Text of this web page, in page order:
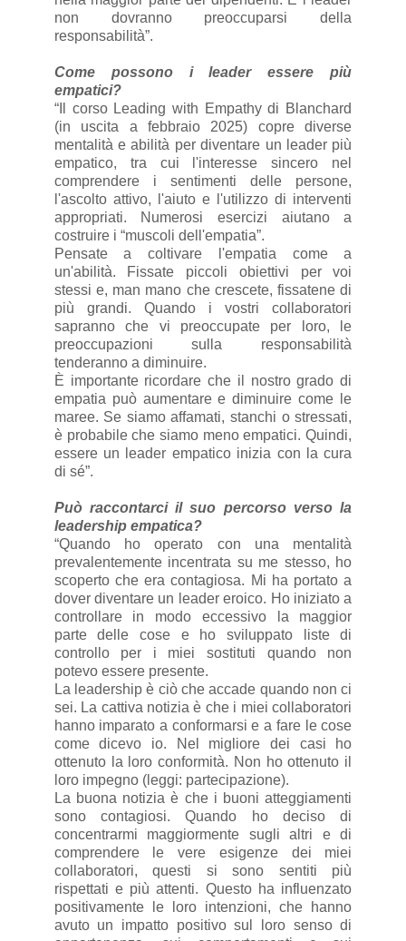
non dovranno preoccuparsi della
responsabilità”.
Come possono i leader essere più
empatici?
“Il corso Leading with Empathy di Blanchard
(in uscita a febbraio 2025) copre diverse
mentalità e abilità per diventare un leader più
empatico, tra cui l'interesse sincero nel
comprendere i sentimenti delle persone,
l'ascolto attivo, l'aiuto e l'utilizzo di interventi
appropriati. Numerosi esercizi aiutano a
costruire i “muscoli dell'empatia”.
Pensate a coltivare l'empatia come a
un'abilità. Fissate piccoli obiettivi per voi
stessi e, man mano che crescete, fissatene di
più grandi. Quando i vostri collaboratori
sapranno che vi preoccupate per loro, le
preoccupazioni sulla responsabilità
tenderanno a diminuire.
È importante ricordare che il nostro grado di
empatia può aumentare e diminuire come le
maree. Se siamo affamati, stanchi o stressati,
è probabile che siamo meno empatici. Quindi,
essere un leader empatico inizia con la cura
di sé”.
Può raccontarci il suo percorso verso la
leadership empatica?
“Quando ho operato con una mentalità
prevalentemente incentrata su me stesso, ho
scoperto che era contagiosa. Mi ha portato a
dover diventare un leader eroico. Ho iniziato a
controllare in modo eccessivo la maggior
parte delle cose e ho sviluppato liste di
controllo per i miei sostituti quando non
potevo essere presente.
La leadership è ciò che accade quando non ci
sei. La cattiva notizia è che i miei collaboratori
hanno imparato a conformarsi e a fare le cose
come dicevo io. Nel migliore dei casi ho
ottenuto la loro conformità. Non ho ottenuto il
loro impegno (leggi: partecipazione).
La buona notizia è che i buoni atteggiamenti
sono contagiosi. Quando ho deciso di
concentrarmi maggiormente sugli altri e di
comprendere le vere esigenze dei miei
collaboratori, questi si sono sentiti più
rispettati e più attenti. Questo ha influenzato
positivamente le loro intenzioni, che hanno
avuto un impatto positivo sul loro senso di